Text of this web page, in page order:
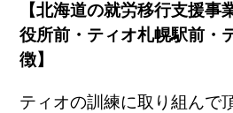
【北海道の就労移行支援
役所前・ティオ札幌駅前・
徴】
ティオの訓練に取り組んで